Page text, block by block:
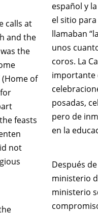
calls at
and the
the
(Home of
feasts
not
español y
el sitio
llamaban
unos
coros. La
importante
posadas,
pero de
en la
Después
ministerio
ministerio